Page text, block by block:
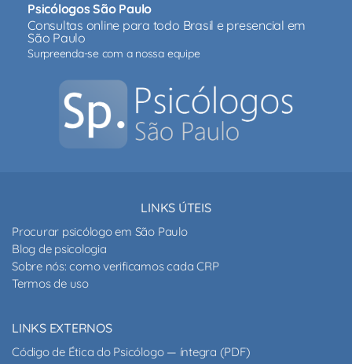
Psicólogos São Paulo
Consultas online para todo Brasil e presencial em
São Paulo
Surpreenda-se com a nossa equipe
LINKS ÚTEIS
Procurar psicólogo em São Paulo
Blog de psicologia
Sobre nós: como verificamos cada CRP
Termos de uso
LINKS EXTERNOS
Código de Ética do Psicólogo — íntegra (PDF)